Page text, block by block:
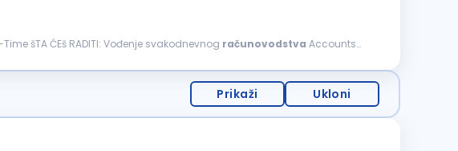
...Trucking kompanija u potrazi je za iskusnom i odgovornom osobom za poziciju ACCOUNTING MANAGER. Full-Time šTA ĆEš RADITI: Vođenje svakodnevnog računovodstva Accounts
Prikaži Ukloni